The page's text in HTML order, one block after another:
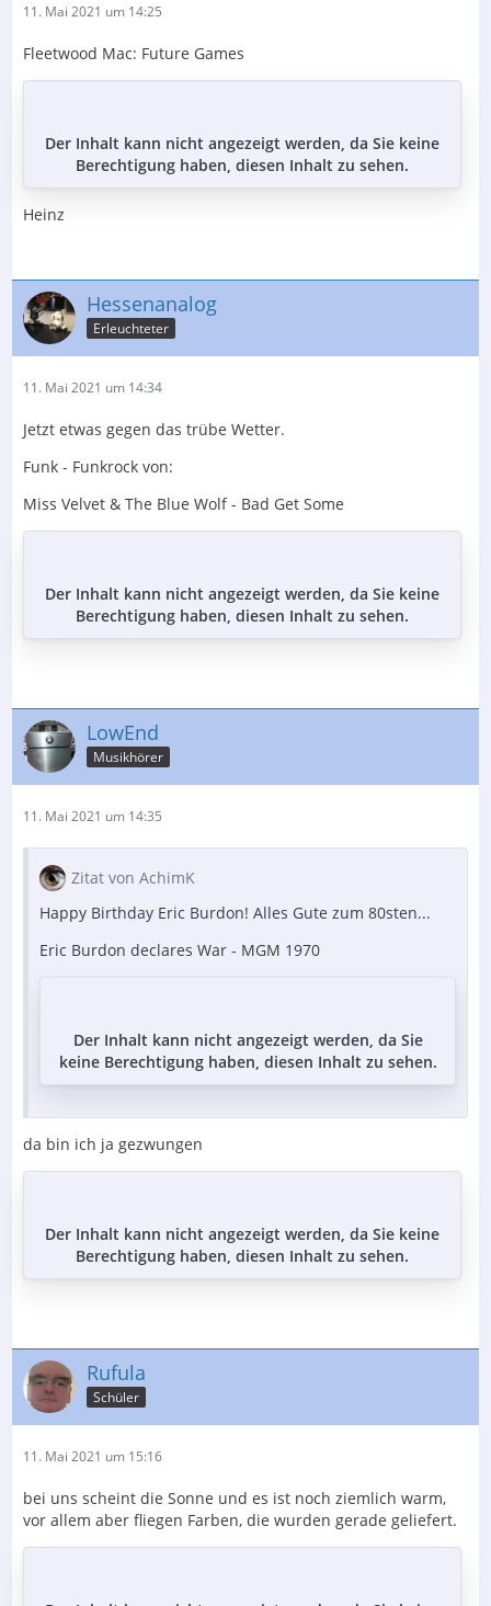
11. Mai 2021 um 14:25
Fleetwood Mac: Future Games
Der Inhalt kann nicht angezeigt werden, da Sie keine
Berechtigung haben, diesen Inhalt zu sehen.
Heinz
Hessenanalog
Erleuchteter
11. Mai 2021 um 14:34
Jetzt etwas gegen das trübe Wetter.
Funk - Funkrock von:
Miss Velvet & The Blue Wolf - Bad Get Some
Der Inhalt kann nicht angezeigt werden, da Sie keine
Berechtigung haben, diesen Inhalt zu sehen.
LowEnd
Musikhörer
11. Mai 2021 um 14:35
Zitat von AchimK
Happy Birthday Eric Burdon! Alles Gute zum 80sten...
Eric Burdon declares War - MGM 1970
Der Inhalt kann nicht angezeigt werden, da Sie
keine Berechtigung haben, diesen Inhalt zu sehen.
da bin ich ja gezwungen
Der Inhalt kann nicht angezeigt werden, da Sie keine
Berechtigung haben, diesen Inhalt zu sehen.
Rufula
Schüler
11. Mai 2021 um 15:16
bei uns scheint die Sonne und es ist noch ziemlich warm,
vor allem aber fliegen Farben, die wurden gerade geliefert.